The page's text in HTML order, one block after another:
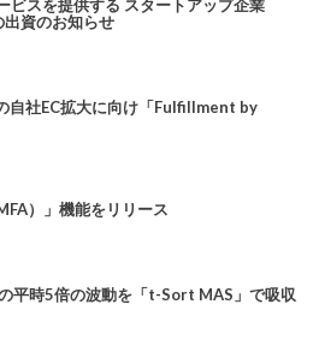
ビスを提供する スタートアップ企業
資のお知らせ
自社EC拡大に向け「Fulfillment by
）」機能をリリース
平時5倍の波動を「t-Sort MAS」で吸収